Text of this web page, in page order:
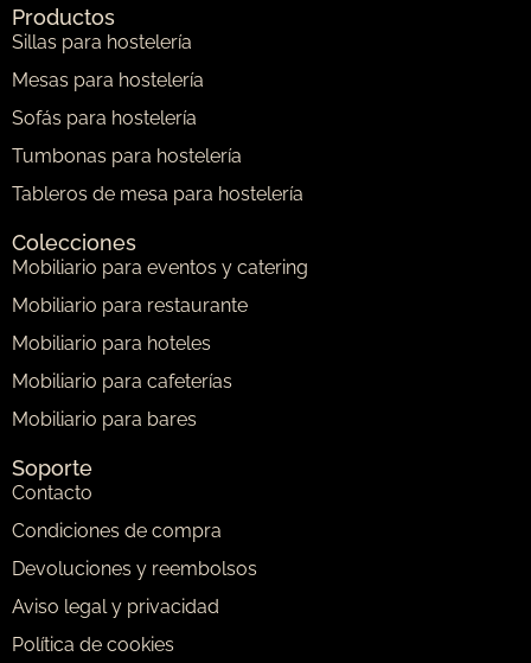
Productos
Sillas para hostelería
Mesas para hostelería
Sofás para hostelería
Tumbonas para hostelería
Tableros de mesa para hostelería
Colecciones
Mobiliario para eventos y catering
Mobiliario para restaurante
Mobiliario para hoteles
Mobiliario para cafeterías
Mobiliario para bares
Soporte
Contacto
Condiciones de compra
Devoluciones y reembolsos
Aviso legal y privacidad
Política de cookies